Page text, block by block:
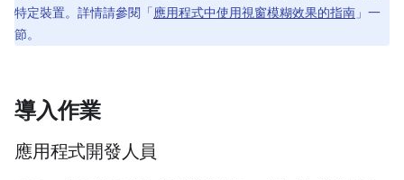
特定裝置。詳情請參閱「應用程式中使用視窗模糊效果的指南 」一
節。
導入作業
應用程式開發人員